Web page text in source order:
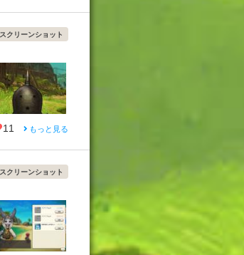
スクリーンショット
11 もっと見る
スクリーンショット